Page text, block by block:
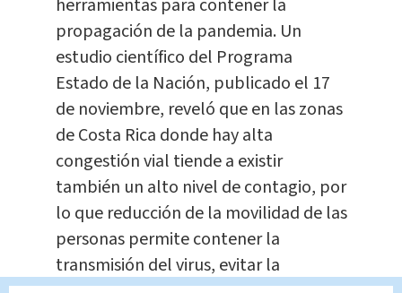
herramientas para contener la
propagación de la pandemia. Un
estudio científico del Programa
Estado de la Nación, publicado el 17
de noviembre, reveló que en las zonas
de Costa Rica donde hay alta
congestión vial tiende a existir
también un alto nivel de contagio, por
lo que reducción de la movilidad de las
personas permite contener la
transmisión del virus, evitar la